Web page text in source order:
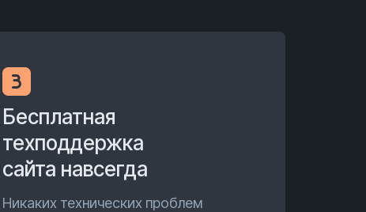
Бесплатная
техподдержка
сайта навсегда
Никаких технических проблем